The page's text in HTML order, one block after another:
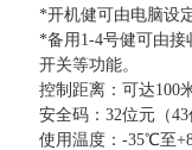
*开机健可由电脑设
*备用1-4号健可由接
开关等功能。
控制距离：可达100
安全码：32位元（
使用温度：-35℃至